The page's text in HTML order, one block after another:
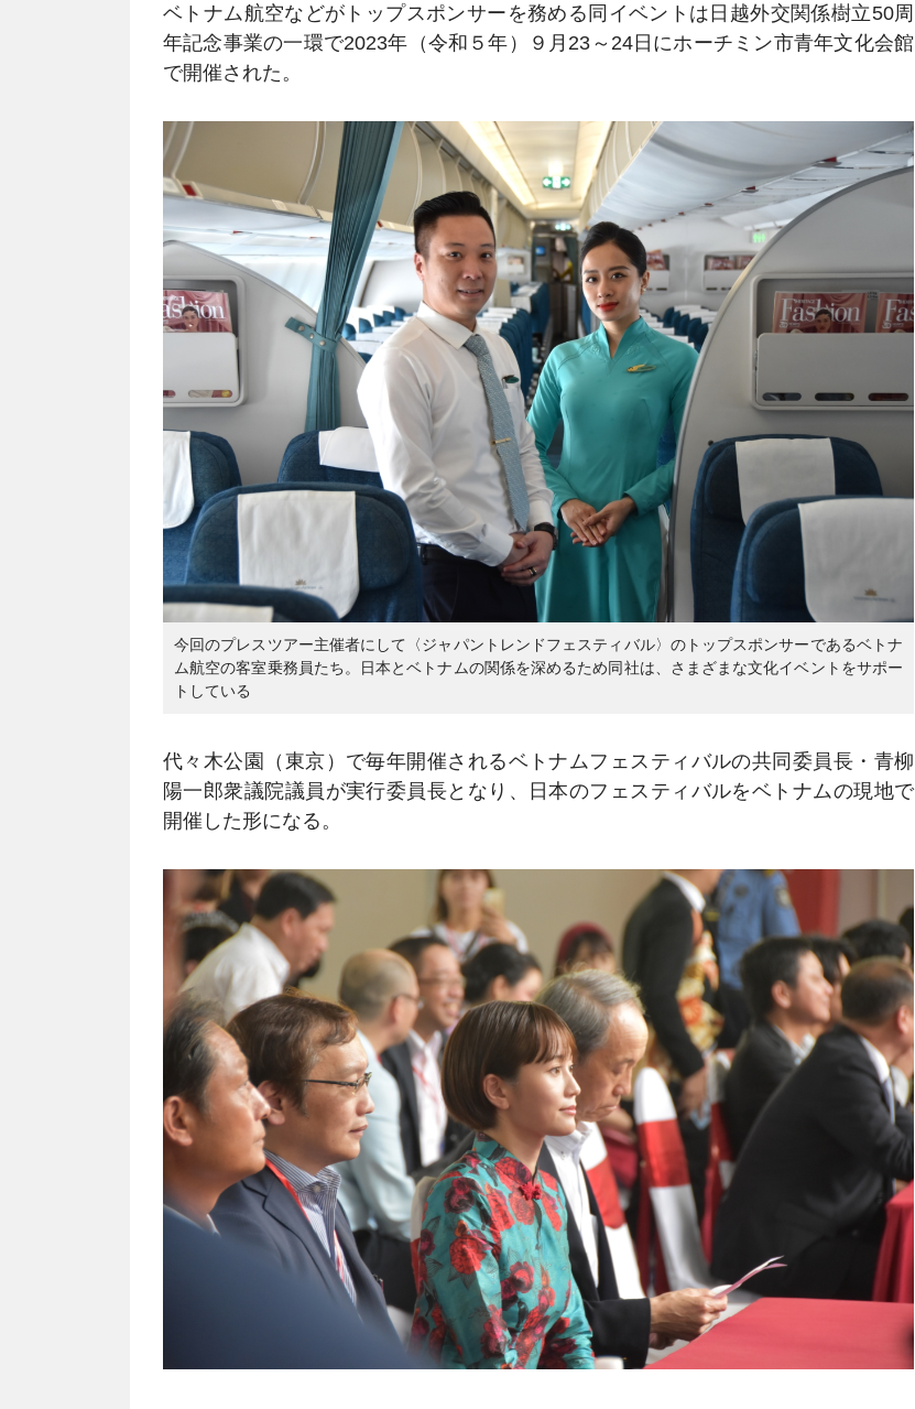
ベトナム航空などがトップスポンサーを務める同イベントは日越外交関係樹立50周
年記念事業の一環で2023年（令和５年）９月23～24日にホーチミン市青年文化会館
で開催された。
今回のプレスツアー主催者にして〈ジャパントレンドフェスティバル〉のトップスポンサーであるベトナ
ム航空の客室乗務員たち。日本とベトナムの関係を深めるため同社は、さまざまな文化イベントをサポー
トしている
代々木公園（東京）で毎年開催されるベトナムフェスティバルの共同委員長・青柳
陽一郎衆議院議員が実行委員長となり、日本のフェスティバルをベトナムの現地で
開催した形になる。